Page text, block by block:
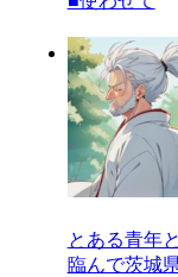
とある青年
臨んで茨城